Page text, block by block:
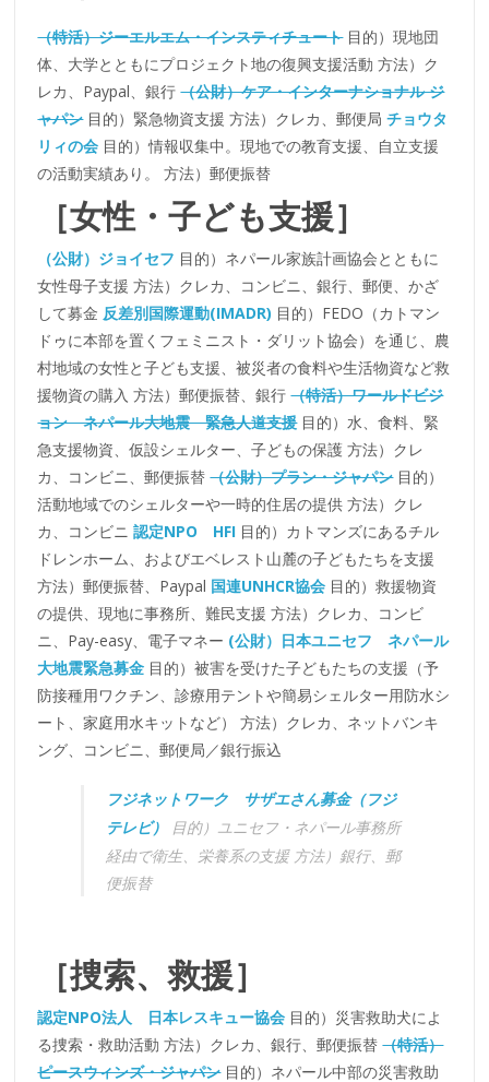
（特活）ジーエルエム・インスティチュート 目的）現地団
体、大学とともにプロジェクト地の復興支援活動 方法）ク
レカ、Paypal、銀行（公財）ケア・インターナショナル ジ
ャパン目的）緊急物資支援 方法）クレカ、郵便局チョウタ
リィの会 目的）情報収集中。現地での教育支援、自立支援
の活動実績あり。 方法）郵便振替
［女性・子ども支援］
（公財）ジョイセフ 目的）ネパール家族計画協会とともに
女性母子支援 方法）クレカ、コンビニ、銀行、郵便、かざ
して募金 反差別国際運動(IMADR) 目的）FEDO（カトマン
ドゥに本部を置くフェミニスト・ダリット協会）を通じ、農
村地域の女性と子ども支援、被災者の食料や生活物資など救
援物資の購入 方法）郵便振替、銀行（特活）ワールドビジ
ョン ネパール大地震 緊急人道支援目的）水、食料、緊
急支援物資、仮設シェルター、子どもの保護 方法）クレ
カ、コンビニ、郵便振替（公財）プラン・ジャパン目的）
活動地域でのシェルターや一時的住居の提供 方法）クレ
カ、コンビニ認定NPO HFI 目的）カトマンズにあるチル
ドレンホーム、およびエベレスト山麓の子どもたちを支援
方法）郵便振替、Paypal 国連UNHCR協会 目的）救援物資
の提供、現地に事務所、難民支援 方法）クレカ、コンビ
ニ、Pay-easy、電子マネー (公財）日本ユニセフ ネパール
大地震緊急募金 目的）被害を受けた子どもたちの支援（予
防接種用ワクチン、診療用テントや簡易シェルター用防水シ
ート、家庭用水キットなど） 方法）クレカ、ネットバンキ
ング、コンビニ、郵便局／銀行振込
フジネットワーク サザエさん募金（フジ
テレビ）
目的）ユニセフ・ネパール事務所
経由で衛生、栄養系の支援 方法）銀行、郵
便振替
［捜索、救援］
認定NPO法人 日本レスキュー協会 目的）災害救助犬によ
る捜索・救助活動 方法）クレカ、銀行、郵便振替（特活）
ピースウィンズ・ジャパン目的）ネパール中部の災害救助